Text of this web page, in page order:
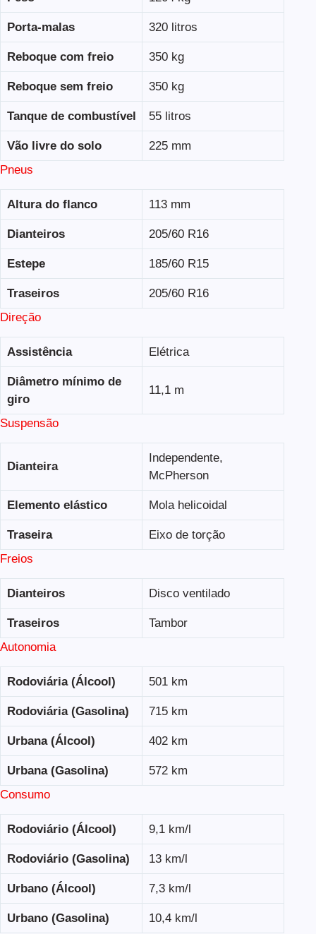
Porta-malas 320 litros
Reboque com freio 350 kg
Reboque sem freio 350 kg
Tanque de combustível 55 litros
Vão livre do solo
225 mm
Pneus
Altura do flanco 113 mm
Dianteiros 205/60 R16
Estepe 185/60 R15
Traseiros
205/60 R16
Direção
Assistência Elétrica
Diâmetro mínimo de
giro
11,1 m
Suspensão
Dianteira
Independente,
McPherson
Elemento elástico Mola helicoidal
Traseira
Eixo de torção
Freios
Dianteiros Disco ventilado
Traseiros
Tambor
Autonomia
Rodoviária (Álcool) 501 km
Rodoviária (Gasolina) 715 km
Urbana (Álcool) 402 km
Urbana (Gasolina)
572 km
Consumo
Rodoviário (Álcool) 9,1 km/l
Rodoviário (Gasolina) 13 km/l
Urbano (Álcool) 7,3 km/l
Urbano (Gasolina)
10,4 km/l